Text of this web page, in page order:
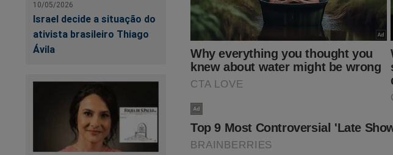
10/05/2026
Israel decide a situação do
ativista brasileiro Thiago
Ávila
fortalecer a nossa batalha, considere se tornar
assistir o primeiro
conservador do
Revista A Verdade, onde os "assuntos
no link:https://
SEU APOIO É MUITO IMPORTANTE!